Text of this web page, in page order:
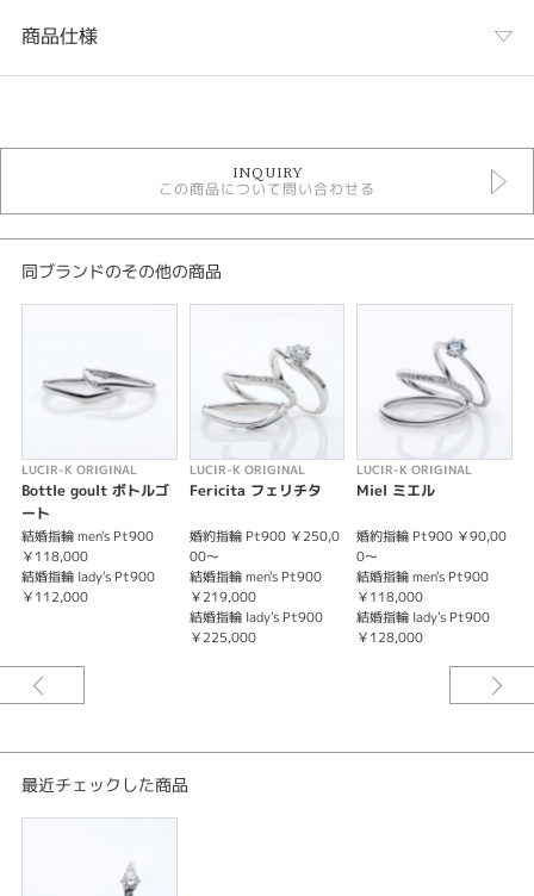
商品仕様
セットリング
セットリング ＞ ゴージャスデザイン
性別
レディース
LUCIR-K ORIGINAL 【Fabiana】ファビアナ ×【Mariage】マリアージュ
緩やかなVラインのリング。シンプルにプラチナの輝きとダイヤの輝き、両
方を楽しめるデザイン。男性でも着けやすいV字ライン。
※価格にセンターダイヤの価格は含まれません。
※税込み価格になります。
INQUIRY
この商品について問い合わせる
同ブランドのその他の商品
LUCIR-K ORIGINAL
Bottle goult ボトルゴ
ート
結婚指輪 men's Pt900
￥118,000
結婚指輪 lady's Pt900
￥112,000
LUCIR-K ORIGINAL
Fericita フェリチタ
婚約指輪 Pt900 ￥250,0
00～
結婚指輪 men's Pt900
￥219,000
結婚指輪 lady's Pt900
￥225,000
LUCIR-K ORIGINAL
Miel ミエル
婚約指輪 Pt900 ￥90,00
0～
結婚指輪 men's Pt900
￥118,000
結婚指輪 lady's Pt900
￥128,000
最近チェックした商品